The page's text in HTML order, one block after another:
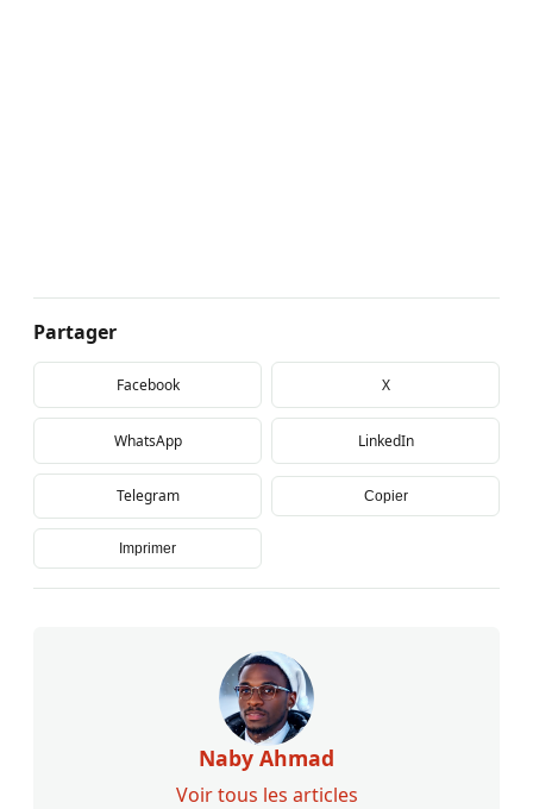
Partager
Facebook X
WhatsApp LinkedIn
Telegram Copier
Imprimer
Naby Ahmad
Voir tous les articles